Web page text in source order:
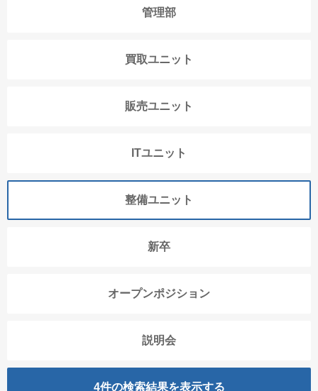
管理部
買取ユニット
販売ユニット
ITユニット
整備ユニット
新卒
オープンポジション
説明会
4件の検索結果を表示する